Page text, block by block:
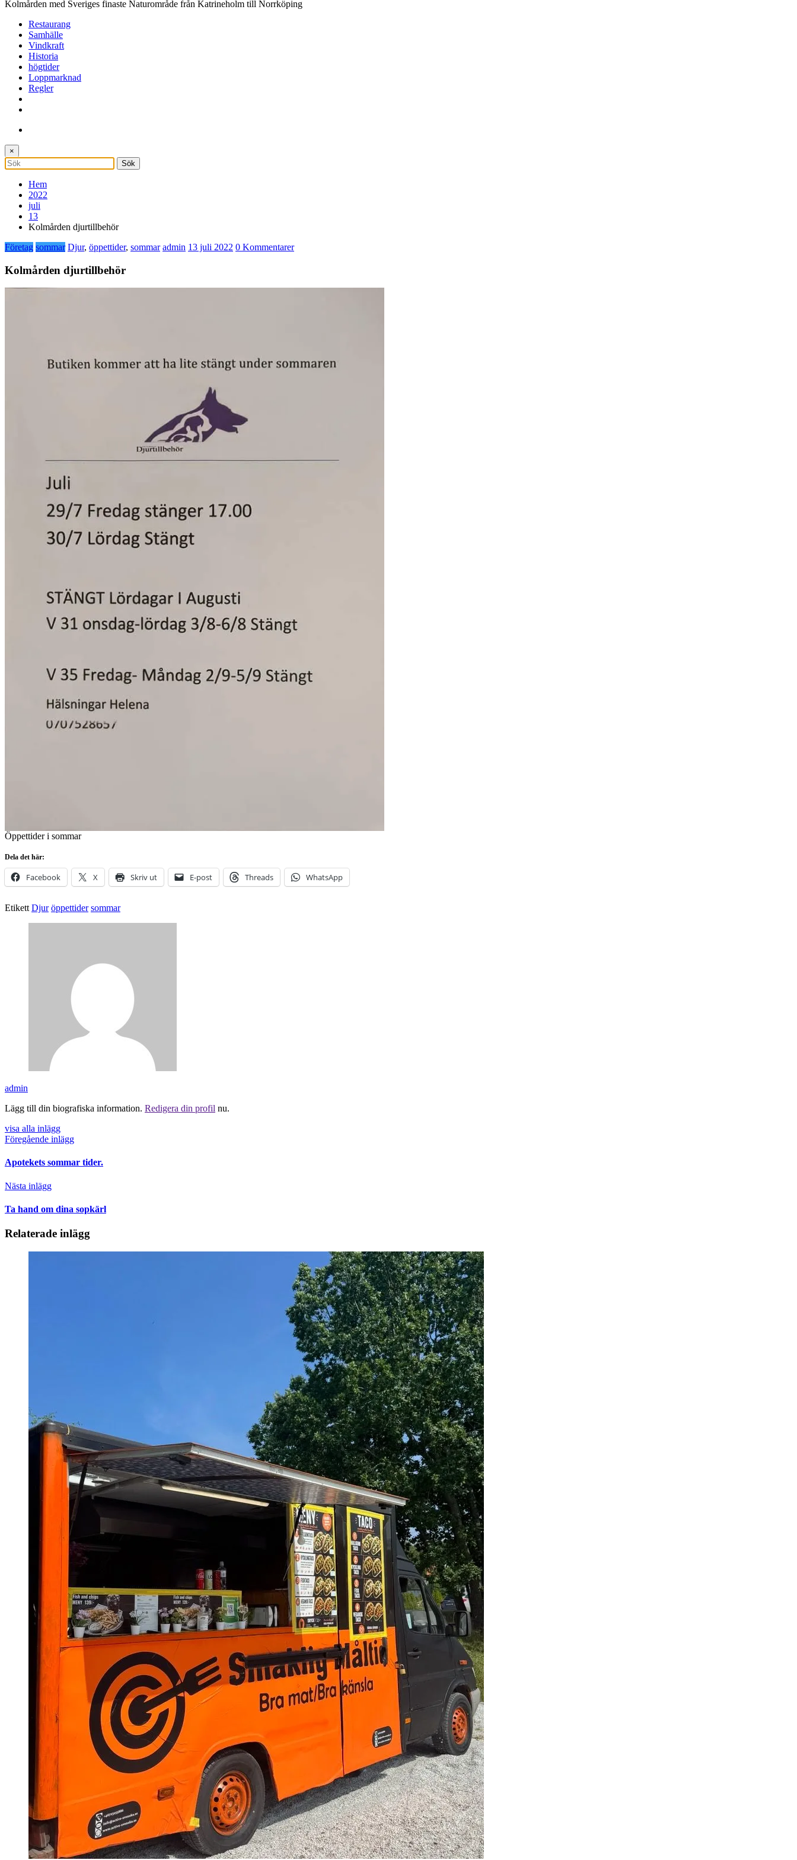
Kolmården med Sveriges finaste Naturområde från Katrineholm till Norrköping
Restaurang
Samhälle
Vindkraft
Historia
högtider
Loppmarknad
Regler
×
Hem
2022
juli
13
Kolmården djurtillbehör
Företag sommar Djur, öppettider, sommar admin 13 juli 2022 0 Kommentarer
Kolmården djurtillbehör
Öppettider i sommar
Dela det här:
Facebook X Skriv ut E-post Threads WhatsApp
Etikett Djur öppettider sommar
admin
Lägg till din biografiska information. Redigera din profil nu.
visa alla inlägg
Föregående inlägg
Apotekets sommar tider.
Nästa inlägg
Ta hand om dina sopkärl
Relaterade inlägg